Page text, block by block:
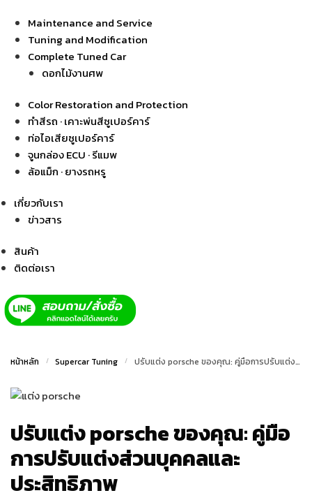
Maintenance and Service
Tuning and Modification
Complete Tuned Car
ดอกไม้งานศพ
Color Restoration and Protection
ทำสีรถ · เคาะพ่นสีซูเปอร์คาร์
ท่อไอเสียซูเปอร์คาร์
จูนกล่อง ECU · รีแมพ
ล้อแม็ก · ยางรถหรู
เกี่ยวกับเรา
ข่าวสาร
สินค้า
ติดต่อเรา
หน้าหลัก / Supercar Tuning / ปรับแต่ง porsche ของคุณ: คู่มือการปรับแต่งส่วนบุคคลและประสิทธิภาพ
ปรับแต่ง porsche ของคุณ: คู่มือ
การปรับแต่งส่วนบุคคลและ
ประสิทธิภาพ